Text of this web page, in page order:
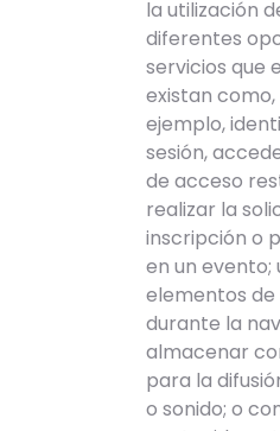
la utilización
diferentes
servicios que
existan
ejemplo,
sesión,
de acceso
realizar la
inscripción o
en un evento;
elementos de
durante la
almacenar
para la
o sonido; o